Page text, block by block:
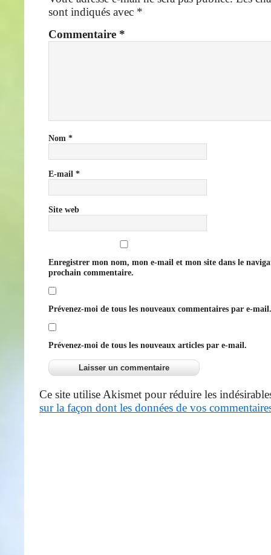
sont indiqués avec *
Commentaire *
Nom *
E-mail *
Site web
Enregistrer mon nom, mon e-mail et mon site dans le
prochain commentaire.
Prévenez-moi de tous les nouveaux commentaires par e-mail.
Prévenez-moi de tous les nouveaux articles par e-mail.
Ce site utilise Akismet pour réduire les
sur la façon dont les données de vos